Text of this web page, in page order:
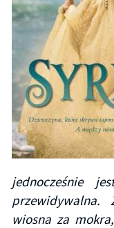
jednocześnie
wiosna za